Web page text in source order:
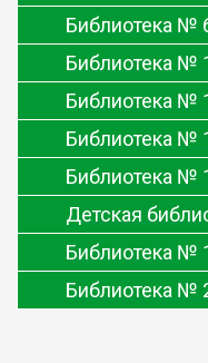
Библиотека №
Библиотека №
Библиотека №
Библиотека №
Библиотека №
Детская
Библиотека №
Библиотека №